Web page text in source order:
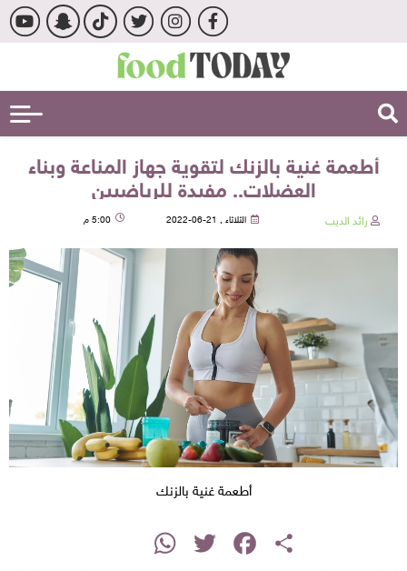
أطعمة غنية بالزنك لتقوية جهاز المناعة وبناء
العضلات.. مفيدة للرياضيين
رائد الديب الثلاثاء , 21-06-2022 5:00 م
أطعمة غنية بالزنك
Share
Facebook
Twitter
WhatsApp